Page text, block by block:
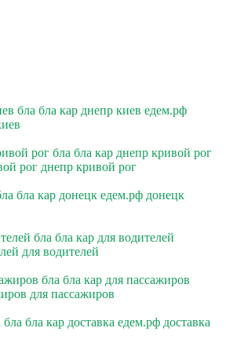
бла бла кар днепр киев едем.рф
рог бла бла кар днепр кривой рог
рог днепр кривой рог
бла кар донецк едем.рф донецк
бла бла кар для водителей
для водителей
бла бла кар для пассажиров
для пассажиров
бла бла кар доставка едем.рф доставка